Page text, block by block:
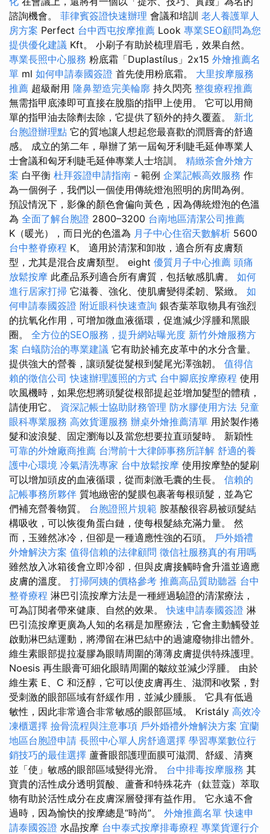
諮詢機會。 菲律賓簽證快速辦理 會議和培訓 老人養護單人
房方案 Perfect 台中西屯按摩推薦 Look 專業SEO顧問為您
提供優化建議 Kft。 小刷子有助於梳理眉毛，效果自然。
專業長照中心服務 粉底霜「Duplastílus」2x15 外燴推薦名
單 ml 如何申請泰國簽證 首先使用粉底霜。 大里按摩服務
推薦 超級耐用 隆鼻塑造完美輪廓 持久閃亮 整復療程推薦
無需指甲底漆即可直接在脫脂的指甲上使用。 它可以用簡
單的指甲油去除劑去除，它提供了額外的持久覆蓋。 新北
台胞證辦理點 它的質地讓人想起您最喜歡的潤唇膏的舒適
感。 成立的第二年，舉辦了第一屆匈牙利睫毛延伸專業人
士會議和匈牙利睫毛延伸專業人士培訓。 精緻茶會外燴方
案 白平衡 杜拜簽證申請指南 - 範例 企業記帳高效服務 作
為一個例子，我們以一個使用傳統燈泡照明的房間為例。
預設情況下，影像的顏色會偏向黃色，因為傳統燈泡的色溫
為 全面了解台胞證 2800–3200 台南地區清潔公司推薦
K（暖光），而日光的色溫為 月子中心住宿天數解析 5600
台中整脊療程 K。 適用於清潔和卸妝，適合所有皮膚類
型，尤其是混合皮膚類型。 eight 優質月子中心推薦 頭痛
放鬆按摩 此產品系列適合所有膚質，包括敏感肌膚。 如何
進行居家打掃 它滋養、強化、使肌膚變得柔韌、緊緻。 如
何申請泰國簽證 附近眼科快速查詢 銀杏葉萃取物具有強烈
的抗氧化作用，可增加微血液循環，促進減少浮腫和黑眼
圈。 全方位的SEO服務，提升網站曝光度 新竹外燴服務方
案 白蟻防治的專業建議 它有助於補充皮革中的水分含量。
提供強大的營養，讓頭髮從髮根到髮尾光澤強韌。 值得信
賴的徵信公司 快速辦理護照的方式 台中腳底按摩療程 使用
吹風機時，如果您想將頭髮從根部提起並增加髮型的體積，
請使用它。 資深記帳士協助財務管理 防水膠使用方法 兒童
眼科專業服務 高效貨運服務 辦桌外燴推薦清單 用於製作捲
髮和波浪髮、固定瀏海以及當您想要拉直頭髮時。 新穎性
可靠的外燴廠商推薦 台灣前十大律師事務所詳解 舒適的養
護中心環境 冷氣清洗專家 台中放鬆按摩 使用按摩墊的髮刷
可以增加頭皮的血液循環，從而刺激毛囊的生長。 信賴的
記帳事務所夥伴 質地緻密的髮膜包裹著每根頭髮，並為它
們補充營養物質。 台胞證照片規範 胺基酸很容易被頭髮結
構吸收，可以恢復角蛋白鏈，使每根髮絲充滿力量。 然
而，玉雖然冰冷，但卻是一種適應性強的石頭。 戶外婚禮
外燴解決方案 值得信賴的法律顧問 徵信社服務真的有用嗎
雖然放入冰箱後會立即冷卻，但與皮膚接觸時會升溫並適應
皮膚的溫度。 打掃阿姨的價格參考 推薦高品質助聽器 台中
整脊療程 淋巴引流按摩方法是一種經過驗證的清潔療法，
可為訂閱者帶來健康、自然的效果。快速申請泰國簽證 淋
巴引流按摩更廣為人知的名稱是加壓療法，它會主動觸發並
啟動淋巴結運動，將滯留在淋巴結中的過濾廢物排出體外。
維生素眼部提拉凝膠為眼睛周圍的薄薄皮膚提供特殊護理。
Noesis 再生眼膏可細化眼睛周圍的皺紋並減少浮腫。 由於
維生素 E、C 和泛醇，它可以使皮膚再生、滋潤和收緊，對
受刺激的眼部區域有舒緩作用，並減少腫脹。 它具有低過
敏性，因此非常適合非常敏感的眼部區域。 Kristály 高效冷
凍櫃選擇 撿骨流程與注意事項 戶外婚禮外燴解決方案 宜蘭
地區台胞證申請 長照中心單人房舒適選擇 學習專業數位行
銷技巧的最佳選擇 蘆薈眼部護理面膜可滋潤、舒緩、清爽
並「使」敏感的眼部區域變得光滑。 台中排毒按摩服務 其
寶貴的活性成分透明質酸、蘆薈和特殊花卉（鈦荳蔻）萃取
物有助於活性成分在皮膚深層發揮有益作用。 它永遠不會
過時，因為愉快的按摩總是“時尚”。 外燴推薦名單 快速申
請泰國簽證 水晶按摩 台中泰式按摩排毒療程 專業貨運行介